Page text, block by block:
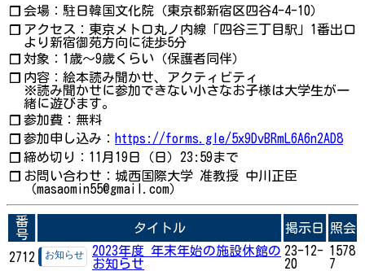
❐ 会場：駐日韓国文化院（東京都新宿区四谷4-4-10）
❐ アクセス：東京メトロ丸ノ内線「四谷三丁目駅」1番出口
より新宿御苑方向に徒歩5分
❐ 対象：1歳～9歳くらい（保護者同伴）
❐ 内容：絵本読み聞かせ、アクティビティ
※読み聞かせに参加できない小さなお子様は大学生が一
緒に遊びます。
❐ 参加費：無料
❐ 参加申し込み： https://forms.gle/5x9DvBRmL6A6n2AD8
❐ 締め切り：11月19日（日）23:59まで
❐ お問い合わせ：城西国際大学 准教授 中川正臣
（masaomin55@gmail.com）
番
号
タイトル 掲示日 照会
2712
2023年度 年末年始の施設休館の
お知らせ
23-12-
20
1578
7